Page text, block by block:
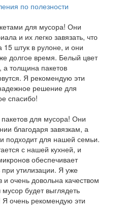
по полезности
для мусора! Они
и их легко завязать, что
15 штук в рулоне, и они
долгое время. Белый цвет
а толщина пакетов
Я рекомендую эти
решение для
спасибо!
пакетов для мусора! Они
благодаря завязкам, а
подходит для нашей семьи.
с нашей кухней, и
обеспечивает
при утилизации. Я уже
и очень довольна качеством
будет выглядеть
Я очень рекомендую эти